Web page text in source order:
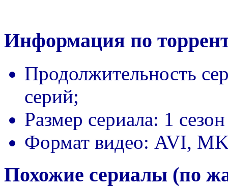
Информация по
Продолжительность
серий;
Размер сериала: 1
Формат видео: AVI,
Похожие сериалы (по